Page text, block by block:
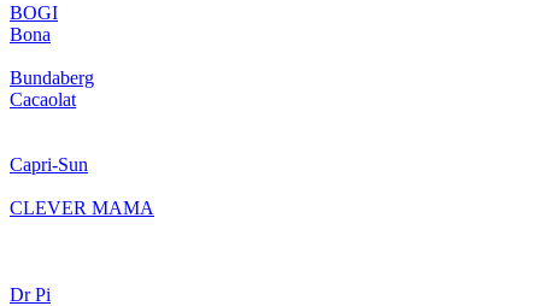
BOGI
Bona
Bundaberg
Cacaolat
Capri-Sun
CLEVER MAMA
Dr Pi